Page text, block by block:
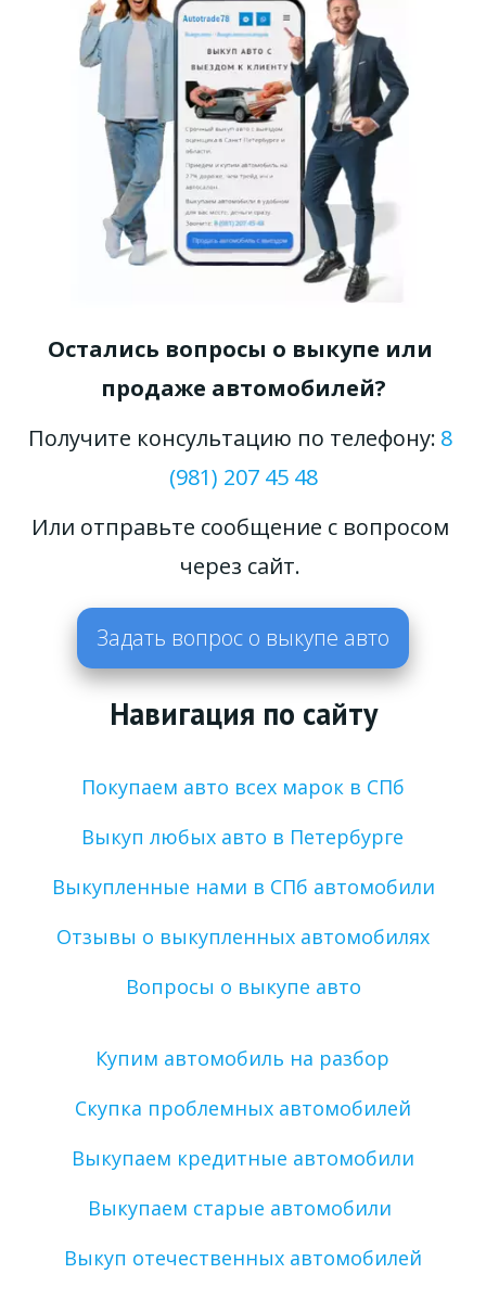
Остались вопросы о выкупе или
продаже автомобилей?
Получите консультацию по телефону: 8
(981) 207 45 48
Или отправьте сообщение с вопросом
через сайт.
Задать вопрос о выкупе авто
Навигация по сайту
Покупаем авто всех марок в СПб
Выкуп любых авто в Петербурге
Выкупленные нами в СПб автомобили
Отзывы о выкупленных автомобилях
Вопросы о выкупе авто
Купим автомобиль на разбор
Скупка проблемных автомобилей
Выкупаем кредитные автомобили
Выкупаем старые автомобили
Выкуп отечественных автомобилей